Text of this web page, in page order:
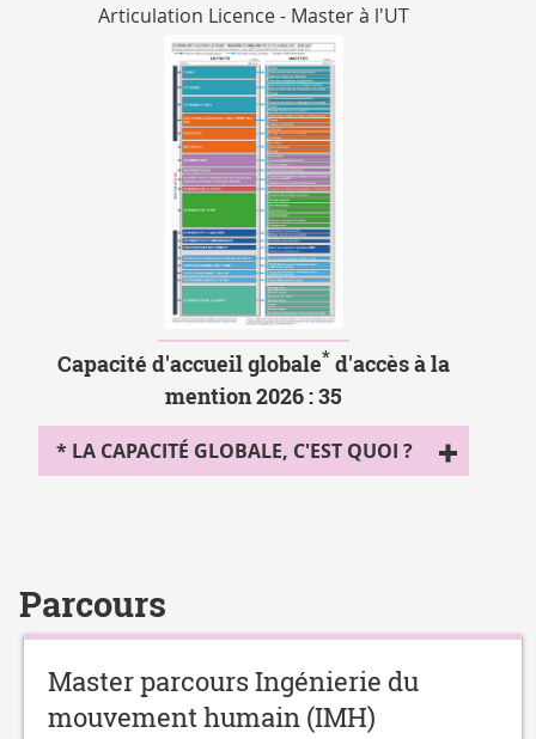
Articulation Licence - Master à l'UT
Capacité d'accueil globale*d'accès à la
mention 2026 : 35
* LA CAPACITÉ GLOBALE, C'EST QUOI ?
Parcours
Master parcours Ingénierie du
mouvement humain (IMH)